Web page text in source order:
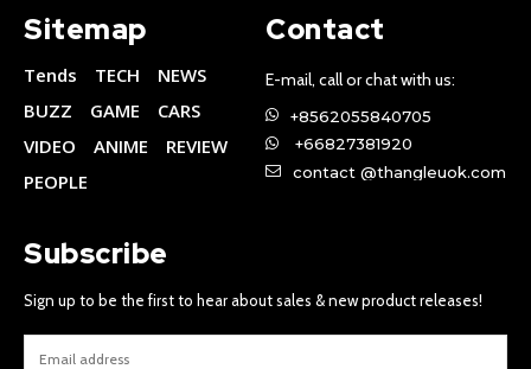
Sitemap
Tends TECH
NEWS
BUZZ
GAME
CARS
VIDEO
ANIME
REVIEW
PEOPLE
Contact
E-mail, call or chat with us:
+8562055840705
+66827381920
contact @thangleuok.com
Subscribe
Sign up to be the first to hear about sales & new product releases!